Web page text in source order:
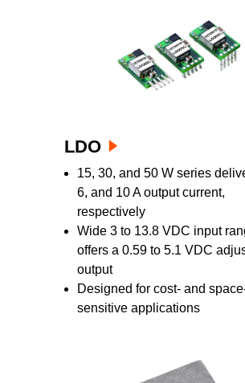
LDO
15, 30, and 50 W series
6, and 10 A output current,
respectively
Wide 3 to 13.8 VDC input
offers a 0.59 to 5.1 VDC
output
Designed for cost- and
sensitive applications